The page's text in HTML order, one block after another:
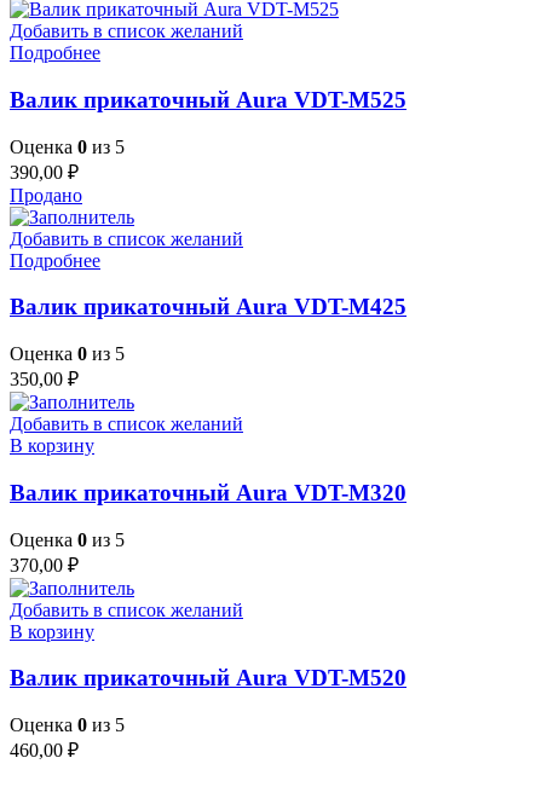
Добавить в список желаний
Подробнее
Валик прикаточный Aura VDT-M525
Оценка 0 из 5
390,00 ₽
Продано
Добавить в список желаний
Подробнее
Валик прикаточный Aura VDT-M425
Оценка 0 из 5
350,00 ₽
Добавить в список желаний
В корзину
Валик прикаточный Aura VDT-M320
Оценка 0 из 5
370,00 ₽
Добавить в список желаний
В корзину
Валик прикаточный Aura VDT-M520
Оценка 0 из 5
460,00 ₽